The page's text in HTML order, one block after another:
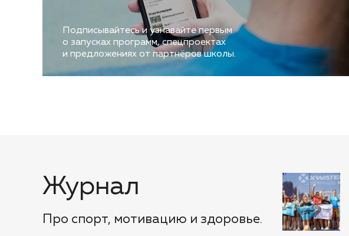
Подписывайтесь и узнавайте первым
о запусках программ, спецпроектах
и предложениях от партнёров школы.
Журнал
Про спорт, мотивацию и здоровье.